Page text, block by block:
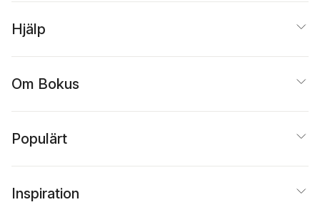
Hjälp
Om Bokus
Populärt
Inspiration